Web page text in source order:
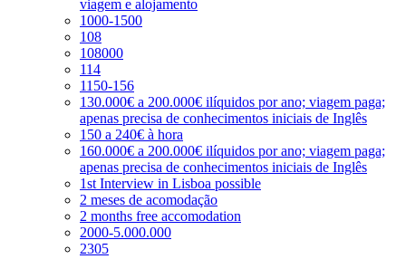
viagem e alojamento
1000-1500
108
108000
114
1150-156
130.000€ a 200.000€ ilíquidos por ano; viagem paga;
apenas precisa de conhecimentos iniciais de Inglês
150 a 240€ à hora
160.000€ a 200.000€ ilíquidos por ano; viagem paga;
apenas precisa de conhecimentos iniciais de Inglês
1st Interview in Lisboa possible
2 meses de acomodação
2 months free accomodation
2000-5.000.000
2305